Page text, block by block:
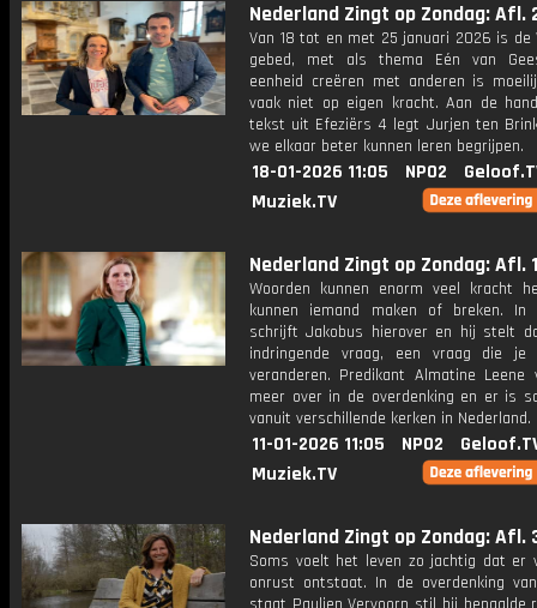
Nederland Zingt op Zondag: Afl.
Van 18 tot en met 25 januari 2026 is de
gebed, met als thema Eén van
eenheid creëren met anderen is
vaak niet op eigen kracht. Aan de
tekst uit Efeziërs 4 legt Jurjen ten
we elkaar beter kunnen leren begrijpen.
18-01-2026 11:05 NPO2
Muziek.TV
Nederland Zingt op Zondag: Afl. 1
Woorden kunnen enorm veel kracht
kunnen iemand maken of breken. In
schrijft Jakobus hierover en hij stelt
indringende vraag, een vraag die
veranderen. Predikant Almatine
meer over in de overdenking en er is
vanuit verschillende kerken in Nederland.
11-01-2026 11:05 NPO2
Muziek.TV
Nederland Zingt op Zondag: Afl.
Soms voelt het leven zo jachtig dat er
onrust ontstaat. In de overdenking